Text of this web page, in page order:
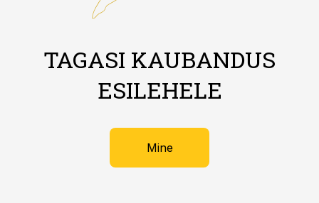
TAGASI KAUBANDUS
ESILEHELE
Mine